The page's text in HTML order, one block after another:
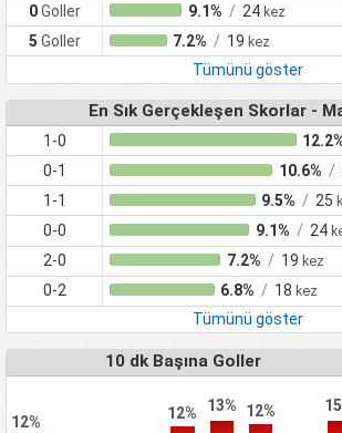
0Goller 9.1% / 24 kez
5 Goller 7.2% / 19kez
Tümünü göster
En Sık Gerçekleşen Skorlar -
1-0
0-1 10.6% /
1-1 9.5% / 25
0-0 9.1% / 24
2-0 7.2% / 19 kez
0-2 6.8% / 18kez
Tümünü göster
10 dk Başına Goller
12%
12% 13%
12%